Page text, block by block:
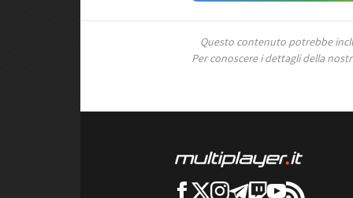
Questo contenuto potrebbe
Per conoscere i dettagli della